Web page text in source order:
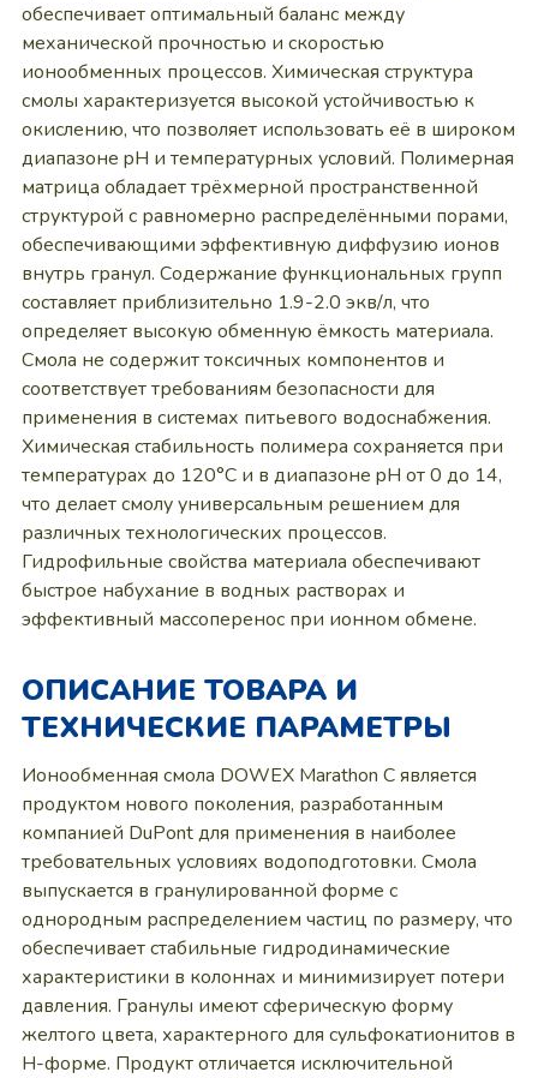
обеспечивает оптимальный баланс между
механической прочностью и скоростью
ионообменных процессов. Химическая структура
смолы характеризуется высокой устойчивостью к
окислению, что позволяет использовать её в широком
диапазоне pH и температурных условий. Полимерная
матрица обладает трёхмерной пространственной
структурой с равномерно распределёнными порами,
обеспечивающими эффективную диффузию ионов
внутрь гранул. Содержание функциональных групп
составляет приблизительно 1.9-2.0 экв/л, что
определяет высокую обменную ёмкость материала.
Смола не содержит токсичных компонентов и
соответствует требованиям безопасности для
применения в системах питьевого водоснабжения.
Химическая стабильность полимера сохраняется при
температурах до 120°C и в диапазоне pH от 0 до 14,
что делает смолу универсальным решением для
различных технологических процессов.
Гидрофильные свойства материала обеспечивают
быстрое набухание в водных растворах и
эффективный массоперенос при ионном обмене.
ОПИСАНИЕ ТОВАРА И
ТЕХНИЧЕСКИЕ ПАРАМЕТРЫ
Ионообменная смола DOWEX Marathon C является
продуктом нового поколения, разработанным
компанией DuPont для применения в наиболее
требовательных условиях водоподготовки. Смола
выпускается в гранулированной форме с
однородным распределением частиц по размеру, что
обеспечивает стабильные гидродинамические
характеристики в колоннах и минимизирует потери
давления. Гранулы имеют сферическую форму
желтого цвета, характерного для сульфокатионитов в
H-форме. Продукт отличается исключительной